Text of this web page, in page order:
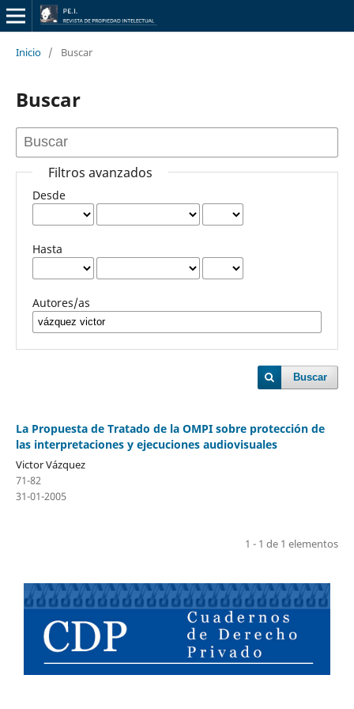
Inicio / Buscar
Buscar
Filtros avanzados
Desde
Hasta
Autores/as
Buscar
La Propuesta de Tratado de la OMPI sobre protección de
las interpretaciones y ejecuciones audiovisuales
Victor Vázquez
71-82
31-01-2005
1 - 1 de 1 elementos